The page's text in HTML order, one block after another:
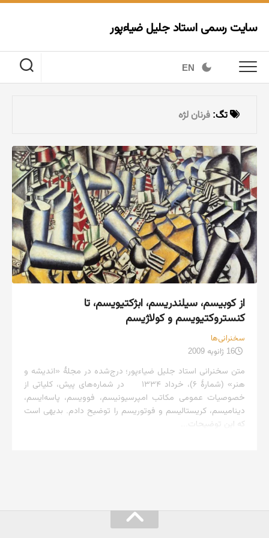
Skip
content
سایت رسمی استاد جلیل ضیاءپور
EN
تگ: فرنان لژه
از کوبیسم، سیلندریسم، ابژکتیویسم، تا
کنستروکتیویسم و کولاژیسم
سخنرانی‌ها
16 ژانویه 2009
متن سخنرانی استاد جلیل ضیاءپور؛ درج‌شده در مجلهٔ «اندیشه و
هنر» (شمارهٔ ۶)، خرداد ۱۳۳۴ در شماره‌های پیش، کلیاتی از
خصوصیات عمومی مکاتب امپرسیونیسم، فوویسم، پاسه‌ایسم،
دینامیسم، کریستالیسم و فوتوریسم را توضیح دادم. بدیهی است
که این توضیحات...